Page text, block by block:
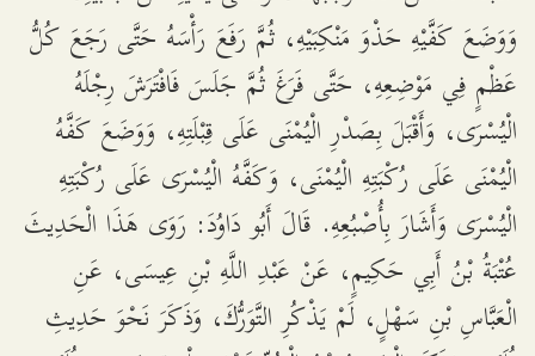
وَوَضَعَ كَفَّيْهِ حَذْوَ مَنْكِبَيْهِ، ثُمَّ رَفَعَ رَأْسَهُ حَتَّى رَجَعَ كُلُّ
عَظْمٍ فِي مَوْضِعِهِ، حَتَّى فَرَغَ ثُمَّ جَلَسَ فَافْتَرَشَ رِجْلَهُ
الْيُسْرَى، وَأَقْبَلَ بِصَدْرِ الْيُمْنَى عَلَى قِبْلَتِهِ، وَوَضَعَ كَفَّهُ
الْيُمْنَى عَلَى رُكْبَتِهِ الْيُمْنَى، وَكَفَّهُ الْيُسْرَى عَلَى رُكْبَتِهِ
الْيُسْرَى وَأَشَارَ بِأُصْبُعِهِ. قَالَ أَبُو دَاوُدَ: رَوَى هَذَا الْحَدِيثَ
عُتْبَةُ بْنُ أَبِي حَكِيمٍ، عَنْ عَبْدِ اللَّهِ بْنِ عِيسَى، عَنِ
الْعَبَّاسِ بْنِ سَهْلٍ، لَمْ يَذْكُرِ التَّوَرُّكَ، وَذَكَرَ نَحْوَ حَدِيثِ